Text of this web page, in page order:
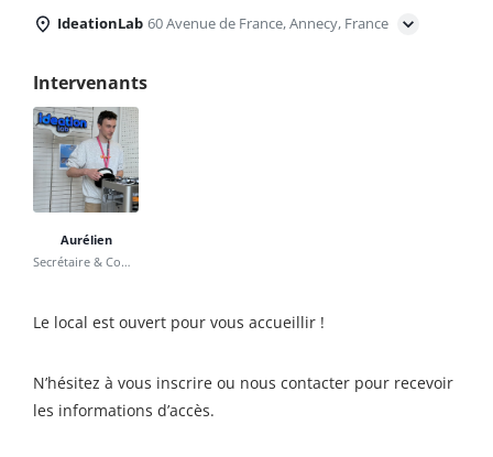
IdeationLab 60 Avenue de France, Annecy, France
Intervenants
Aurélien
Secrétaire & Communication
Le local est ouvert pour vous accueillir !
N’hésitez à vous inscrire ou nous contacter pour recevoir
les informations d’accès.